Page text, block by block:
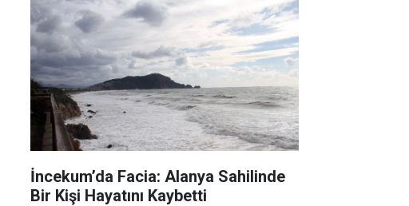
İncekum’da Facia: Alanya Sahilinde
Bir Kişi Hayatını Kaybetti